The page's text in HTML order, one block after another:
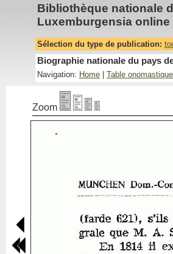
Bibliothèque nationale
Luxemburgensia online
Sélection du type de publication:
Biographie nationale du pays
Navigation: Home Table onomastique
Zoom